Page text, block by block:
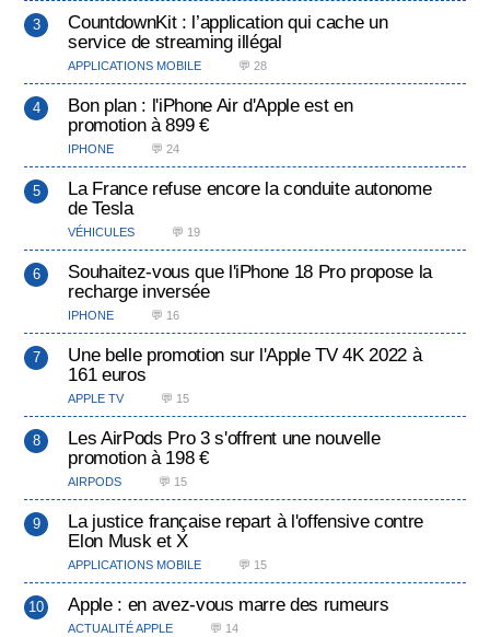
CountdownKit : l’application qui cache un
service de streaming illégal
APPLICATIONS MOBILE 💬 28
Bon plan : l'iPhone Air d'Apple est en
promotion à 899 €
IPHONE 💬 24
La France refuse encore la conduite autonome
de Tesla
VÉHICULES 💬 19
Souhaitez-vous que l'iPhone 18 Pro propose la
recharge inversée
IPHONE 💬 16
Une belle promotion sur l'Apple TV 4K 2022 à
161 euros
APPLE TV 💬 15
Les AirPods Pro 3 s'offrent une nouvelle
promotion à 198 €
AIRPODS 💬 15
La justice française repart à l'offensive contre
Elon Musk et X
APPLICATIONS MOBILE 💬 15
Apple : en avez-vous marre des rumeurs
ACTUALITÉ APPLE 💬 14